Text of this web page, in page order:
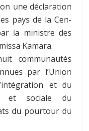
une déclaration
pays de la Cen-
la ministre des
Kamara.
communautés
par l’Union
et du
et sociale du
du pourtour du